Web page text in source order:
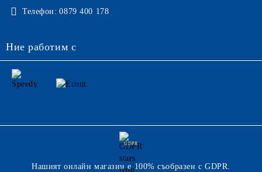
Телефон: 0879 400 178
Ние работим с
GDPR
Нашият онлайн магазин е 100% съобразен с GDPR.